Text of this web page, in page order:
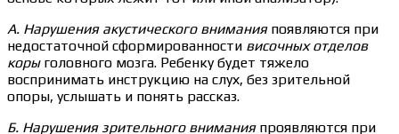
А. Нарушения акустического вниманияпоявляются при
недостаточной сформированности височных отделов
корыголовного мозга. Ребенку будет тяжело
воспринимать инструкцию на слух, без зрительной
опоры, услышать и понять рассказ.
Б. Нарушения зрительного вниманияпроявляются при